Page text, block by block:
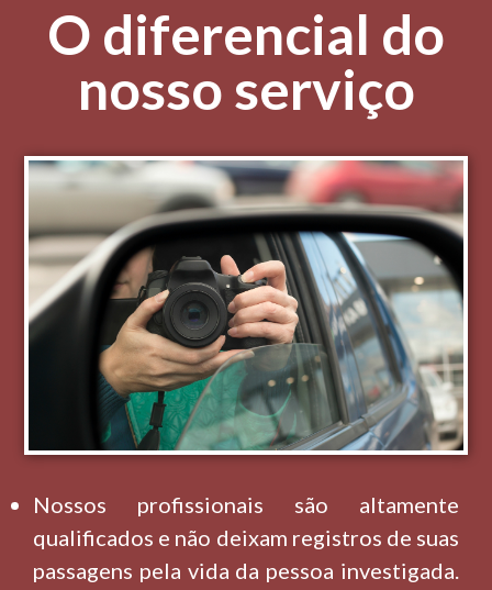
O diferencial do
nosso serviço
Nossos profissionais são altamente
qualificados e não deixam registros de suas
passagens pela vida da pessoa investigada.